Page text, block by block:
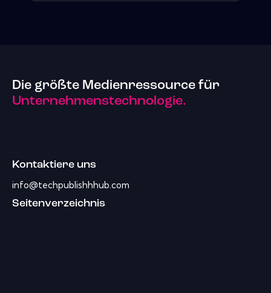
Die größte Medienressource für
Unternehmenstechnologie.
Kontaktiere uns
info@techpublishhhub.com
Seitenverzeichnis